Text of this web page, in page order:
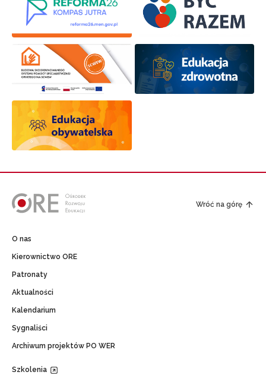
Wróć na górę
O nas
Kierownictwo ORE
Patronaty
Aktualności
Kalendarium
Sygnaliści
Archiwum projektów PO WER
Szkolenia